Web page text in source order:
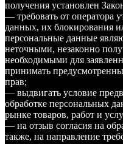
получения установлен
— требовать от оператора
данных, их блокирования
персональные данные
неточными, незаконно
необходимыми для
принимать
прав;
— выдвигать условие
обработке персональных
рынке товаров, работ и
— на отзыв согласия на
также, на направление